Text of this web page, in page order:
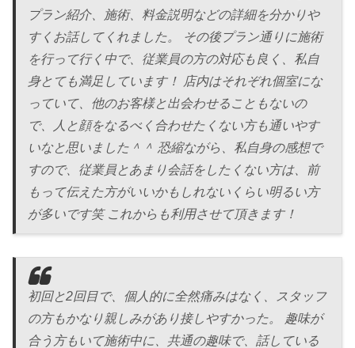
プラン紹介、施術、料金説明などの詳細を分かりや
すくお話してくれました。 その後プラン通りに施術
を行って行く中で、従業員の方の対応も良く、私自
身とても満足しています！ 店内はそれぞれ個室にな
っていて、他のお客様と出会わせることもないの
で、人と顔をなるべく合わせたくない方も通いやす
いなと思いました＾＾ 恐縮ながら、私自身の感想で
すので、従業員とあまり会話をしたくない方は、前
もって伝えた方がいいかもしれないくらい明るい方
が多いです笑 これからも利用させて頂きます！
初回と2回目で、個人的に全然痛みはなく、スタッフ
の方もかなり親しみがあり接しやすかった。 趣味が
合う方もいて施術中に、共通の趣味で、話している